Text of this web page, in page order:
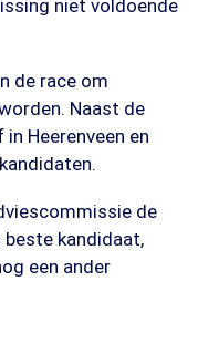
niet voldoende
de race om
Naast de
Heerenveen en
de
beste kandidaat,
een ander